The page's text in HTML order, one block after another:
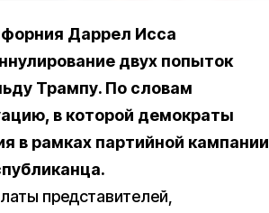
Даррел Исса
двух попыток
Трампу. По словам
в которой демократы
в рамках партийной кампании
представителей,